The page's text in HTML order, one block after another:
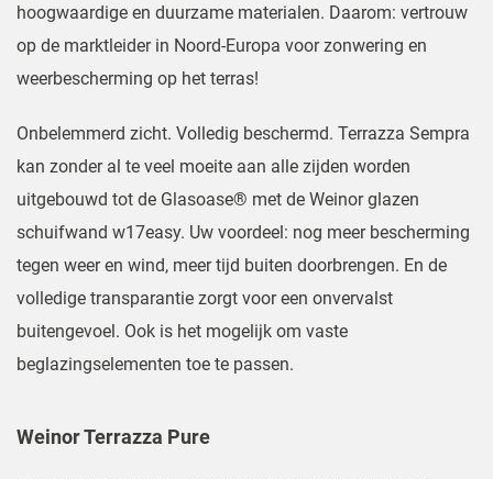
hoogwaardige en duurzame materialen. Daarom: vertrouw
op de marktleider in Noord-Europa voor zonwering en
weerbescherming op het terras!
Onbelemmerd zicht. Volledig beschermd. Terrazza Sempra
kan zonder al te veel moeite aan alle zijden worden
uitgebouwd tot de Glasoase® met de Weinor glazen
schuifwand w17easy. Uw voordeel: nog meer bescherming
tegen weer en wind, meer tijd buiten doorbrengen. En de
volledige transparantie zorgt voor een onvervalst
buitengevoel. Ook is het mogelijk om vaste
beglazingselementen toe te passen.
Weinor Terrazza Pure